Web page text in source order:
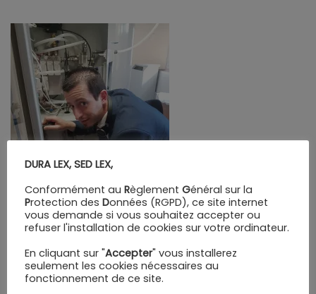
DURA LEX, SED LEX,
Conformément au Règlement Général sur la
Protection des Données (RGPD), ce site internet
vous demande si vous souhaitez accepter ou
refuser l'installation de cookies sur votre ordinateur.
En cliquant sur "Accepter" vous installerez
seulement les cookies nécessaires au
fonctionnement de ce site.